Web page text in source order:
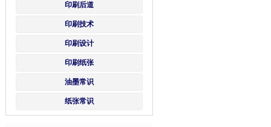
印刷后道
印刷技术
印刷设计
印刷纸张
油墨常识
纸张常识